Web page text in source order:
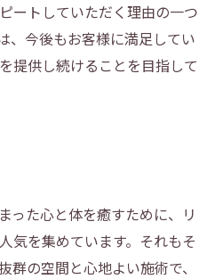
ートしていただく理由の一つ
、今後もお客様に満足してい
提供し続けることを目指して
った心と体を癒すために、リ
気を集めています。それもそ
群の空間と心地よい施術で、